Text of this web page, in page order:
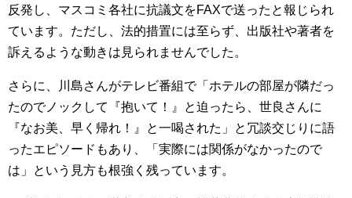
反発し、マスコミ各社に抗議文をFAXで送ったと報じられ
ています。ただし、法的措置には至らず、出版社や著者を
訴えるような動きは見られませんでした。
さらに、川島さんがテレビ番組で「ホテルの部屋が隣だっ
たのでノックして『抱いて！』と迫ったら、世良さんに
『なお美、早く帰れ！』と一喝された」と冗談交じりに語
ったエピソードもあり、「実際には関係がなかったので
は」という見方も根強く残っています。